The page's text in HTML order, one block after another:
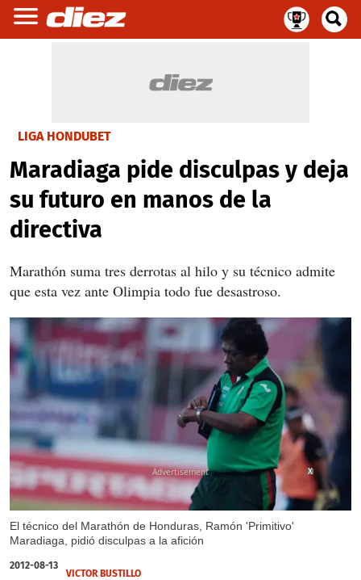
LIGA HONDUBET
Maradiaga pide disculpas y deja
su futuro en manos de la
directiva
Marathón suma tres derrotas al hilo y su técnico admite
que esta vez ante Olimpia todo fue desastroso.
El técnico del Marathón de Honduras, Ramón 'Primitivo'
Maradiaga, pidió disculpas a la afición
X
2012-08-13
VICTOR BUSTILLO